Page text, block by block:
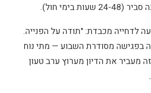
בימי חול).
לדחייה מכבדת: "תודה על הפנייה.
בפגישה מסודרת השבוע — מתי נוח
מעביר את הדיון מערוץ ערב טעון